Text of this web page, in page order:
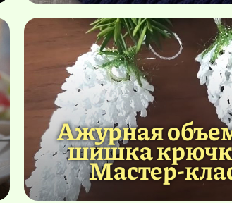
Ажурная
шишка
Мастер-